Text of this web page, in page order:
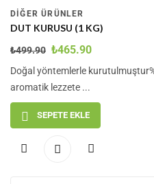
DIĞER ÜRÜNLER
DUT KURUSU (1 KG)
₺499.90 ₺465.90
Doğal yöntemlerle
aromatik lezzete ...
SEPETE EKLE